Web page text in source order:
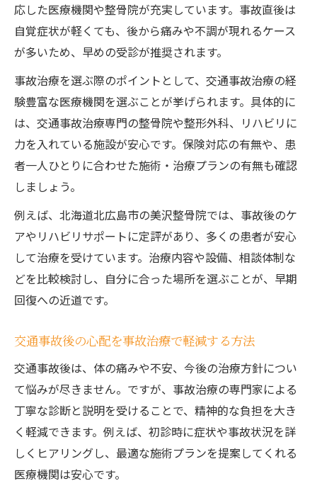
事故治療の不安を相談で軽減する秘訣とは
むち打ち症状が気になる時の対策
事故治療でむち打ち症状を改善する方法
北海道北広島市の事故治療で注意すべき点
むち打ちが不安な方へ事故治療のポイント
事故治療のタイミングと通院先の選び方
むち打ち症状に適した事故治療の流れを解
説
事故治療で安心を得るための相談ポイント
交通事故後の事故治療施設選びのコツ
事故治療の実績と口コミを活用する方法
夜間や休日対応の事故治療施設を探すコツ
早期回復を目指す事故治療の選び方
事故治療で早期回復を目指すための流れ
交通事故後の事故治療とサポート体制を比
較
事故治療実績から選ぶ医療機関のポイント
事故治療で注意すべきリハビリの進め方
応した医療機関や整骨院が充実しています。事故直後は
自覚症状が軽くても、後から痛みや不調が現れるケース
が多いため、早めの受診が推奨されます。
事故治療を選ぶ際のポイントとして、交通事故治療の経
験豊富な医療機関を選ぶことが挙げられます。具体的に
は、交通事故治療専門の整骨院や整形外科、リハビリに
力を入れている施設が安心です。保険対応の有無や、患
者一人ひとりに合わせた施術・治療プランの有無も確認
しましょう。
例えば、北海道北広島市の美沢整骨院では、事故後のケ
アやリハビリサポートに定評があり、多くの患者が安心
して治療を受けています。治療内容や設備、相談体制な
どを比較検討し、自分に合った場所を選ぶことが、早期
回復への近道です。
交通事故後の心配を事故治療で軽減する方法
交通事故後は、体の痛みや不安、今後の治療方針につい
て悩みが尽きません。ですが、事故治療の専門家による
丁寧な診断と説明を受けることで、精神的な負担を大き
く軽減できます。例えば、初診時に症状や事故状況を詳
しくヒアリングし、最適な施術プランを提案してくれる
医療機関は安心です。